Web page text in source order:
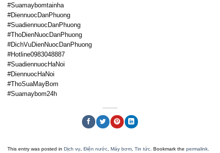
#Suamaybomtainha
#DiennuocDanPhuong
#SuadiennuocDanPhuong
#ThoDienNuocDanPhuong
#DichVuDienNuocDanPhuong
#Hotline0983048887
#SuadiennuocHaNoi
#DiennuocHaNoi
#ThoSuaMayBom
#Suamaybom24h
This entry was posted in Dịch vụ, Điện nước, Máy bơm, Tin tức. Bookmark the permalink.